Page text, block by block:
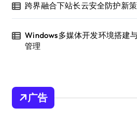
跨界融合下站长云安全防护新
Windows多媒体开发环境搭建
管理
广告